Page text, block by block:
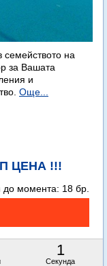
на
за Вашата
и
Още...
ЦЕНА !!!
0
Секунди
до момента: 18 бр.